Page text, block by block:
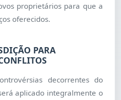
proprietários para que a
oferecidos.
PARA
decorrentes do
aplicado integralmente o